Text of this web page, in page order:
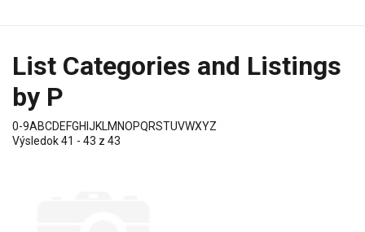
List Categories and Listings
by P
0-9ABCDEFGH JKLM NOPQRSTUVWXYZ
Výsledok 41 - 43 z 43